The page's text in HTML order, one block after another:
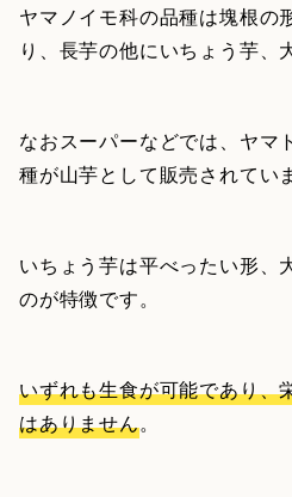
ヤマノイモ科の品種は塊根の
り、長芋の他にいちょう芋、
なおスーパーなどでは、ヤマ
種が山芋として販売されてい
いちょう芋は平べったい形、
のが特徴です。
いずれも生食が可能であり、
はありません。